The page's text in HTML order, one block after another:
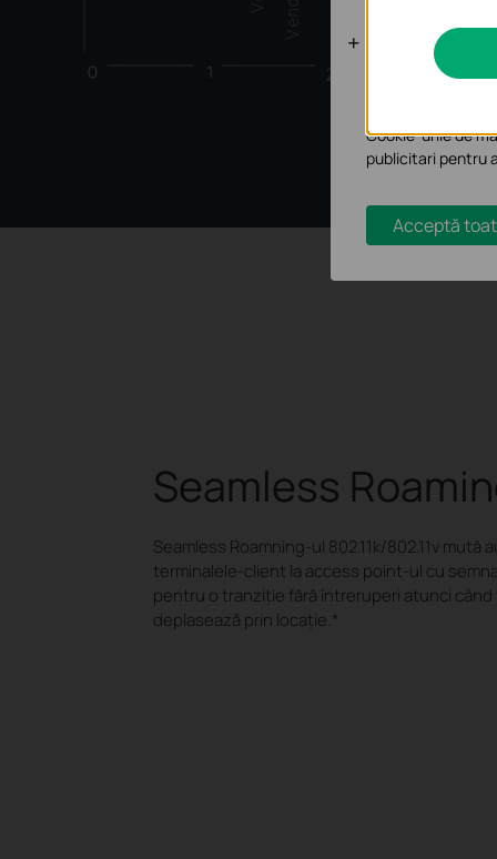
Seamless
Seamless Roamning-ul 802.11k/802.11v mută
terminalele-client la access point-ul cu
pentru o tranziție fără întreruperi atunci când
deplasează prin locație.*
Cookie-uri
Cookie-urile de
Cookie-urile de
publicitari pentru
Acceptă